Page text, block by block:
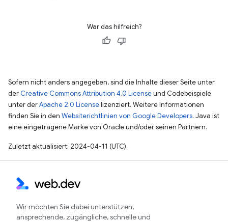
War das hilfreich?
Sofern nicht anders angegeben, sind die Inhalte dieser Seite unter
der Creative Commons Attribution 4.0 Licenseund Codebeispiele
unter derApache 2.0 Licenselizenziert. Weitere Informationen
finden Sie in den Websiterichtlinien von Google Developers. Java ist
eine eingetragene Marke von Oracle und/oder seinen Partnern.
Zuletzt aktualisiert: 2024-04-11 (UTC).
Wir möchten Sie dabei unterstützen,
ansprechende, zugängliche, schnelle und